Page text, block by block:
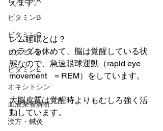
ビタミンB
ビタミンC
ビタミンD
ビタミンE
オキシトシン
血液栄養解析
漢方・鍼灸
えます。
レム睡眠とは？
カラダを休めて、脳は覚醒している状
態なので、急速眼球運動（rapid eye
movement   ＝REM）をしています。
大脳皮質は覚醒時よりもむしろ強く活
動しています。